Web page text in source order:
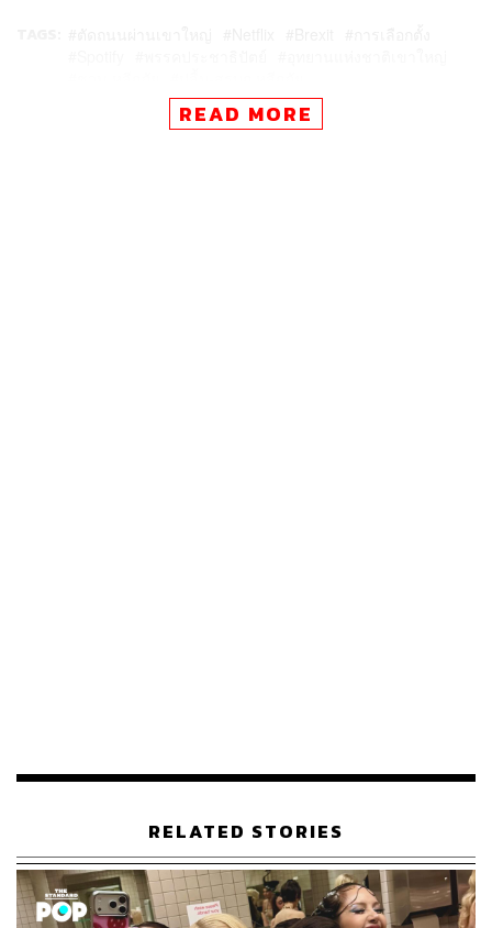
READ MORE
RELATED STORIES